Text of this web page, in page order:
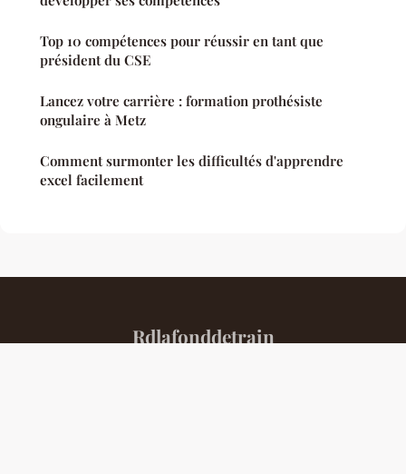
Top 10 compétences pour réussir en tant que
président du CSE
Lancez votre carrière : formation prothésiste
ongulaire à Metz
Comment surmonter les difficultés d'apprendre
excel facilement
Rdlafonddetrain